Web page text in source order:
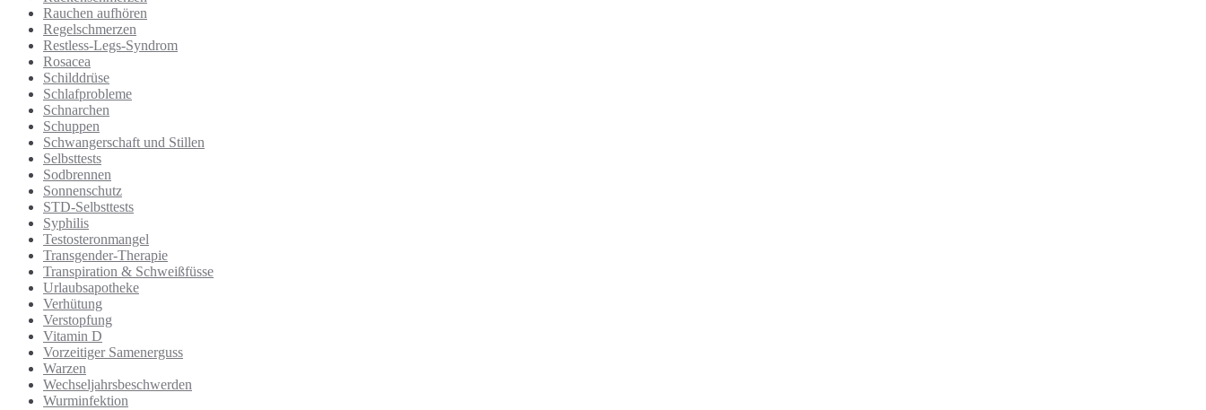
Rauchen aufhören
Regelschmerzen
Restless-Legs-Syndrom
Rosacea
Schilddrüse
Schlafprobleme
Schnarchen
Schuppen
Schwangerschaft und Stillen
Selbsttests
Sodbrennen
Sonnenschutz
STD-Selbsttests
Syphilis
Testosteronmangel
Transgender-Therapie
Transpiration & Schweißfüsse
Urlaubsapotheke
Verhütung
Verstopfung
Vitamin D
Vorzeitiger Samenerguss
Warzen
Wechseljahrsbeschwerden
Wurminfektion